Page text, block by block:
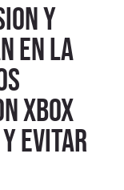
y
en la
XBOX
y evitar